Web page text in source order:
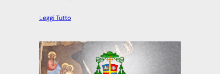
Leggi Tutto